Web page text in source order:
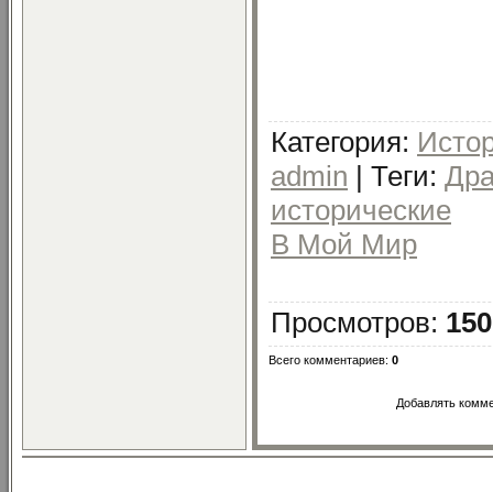
Категория:
admin | Теги:
исторические
В Мой Мир
Просмотров:
Всего комментариев: 0
Добавлять